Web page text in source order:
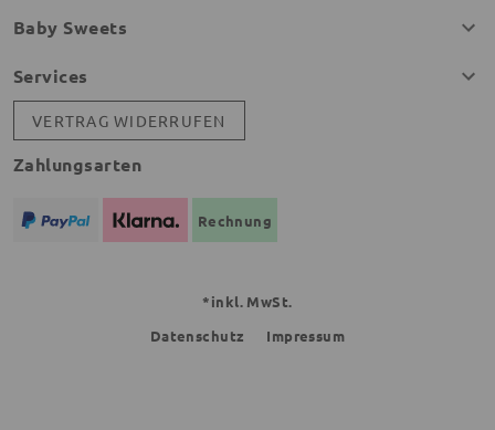
Baby Sweets
Services
VERTRAG WIDERRUFEN
Zahlungsarten
Rechnung
*inkl. MwSt.
Datenschutz
Impressum